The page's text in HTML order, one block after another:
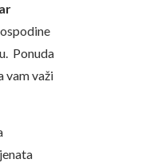
Ponuda
vam važi